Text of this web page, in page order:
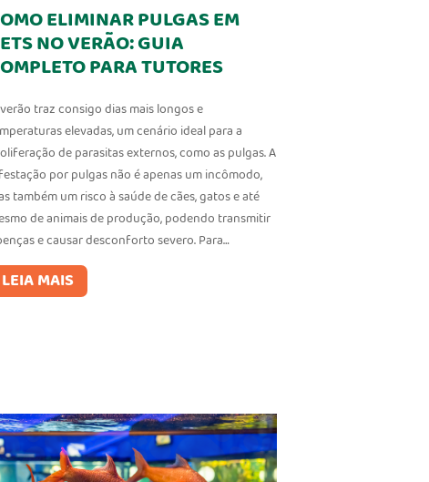
ELIMINAR PULGAS EM
NO VERÃO: GUIA
PARA TUTORES
traz consigo dias mais longos e
elevadas, um cenário ideal para a
de parasitas externos, como as pulgas. A
por pulgas não é apenas um incômodo,
também um risco à saúde de cães, gatos e até
de animais de produção, podendo transmitir
e causar desconforto severo. Para…
LEIA MAIS